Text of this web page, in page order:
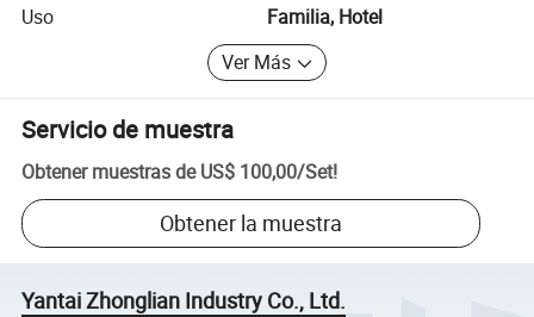
Uso
Familia, Hotel
Ver Más
Servicio de muestra
Obtener muestras de US$ 100,00/Set!
Obtener la muestra
Yantai Zhonglian Industry Co., Ltd.